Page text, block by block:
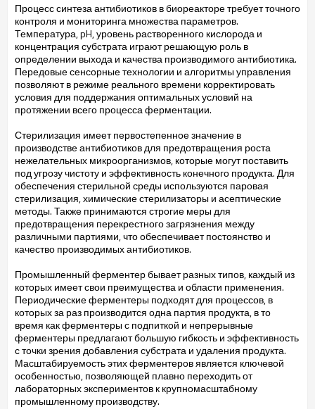
Процесс синтеза антибиотиков в биореакторе требует точного
контроля и мониторинга множества параметров.
Температура, pH, уровень растворенного кислорода и
концентрация субстрата играют решающую роль в
определении выхода и качества производимого антибиотика.
Передовые сенсорные технологии и алгоритмы управления
позволяют в режиме реального времени корректировать
условия для поддержания оптимальных условий на
протяжении всего процесса ферментации.
Стерилизация имеет первостепенное значение в
производстве антибиотиков для предотвращения роста
нежелательных микроорганизмов, которые могут поставить
под угрозу чистоту и эффективность конечного продукта. Для
обеспечения стерильной среды используются паровая
стерилизация, химические стерилизаторы и асептические
методы. Также принимаются строгие меры для
предотвращения перекрестного загрязнения между
различными партиями, что обеспечивает постоянство и
качество производимых антибиотиков.
Промышленный ферментер бывает разных типов, каждый из
которых имеет свои преимущества и области применения.
Периодические ферментеры подходят для процессов, в
которых за раз производится одна партия продукта, в то
время как ферментеры с подпиткой и непрерывные
ферментеры предлагают большую гибкость и эффективность
с точки зрения добавления субстрата и удаления продукта.
Масштабируемость этих ферментеров является ключевой
особенностью, позволяющей плавно переходить от
лабораторных экспериментов к крупномасштабному
промышленному производству.